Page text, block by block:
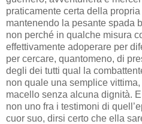
praticamente certa della
mantenendo la pesante spada
non perché in qualche misura
effettivamente adoperare per
per cercare, quantomeno, di
degli dei tutti qual la
non quale una semplice
macello senza alcuna dignità.
non uno fra i testimoni di
cuor suo, dirsi certo che ella